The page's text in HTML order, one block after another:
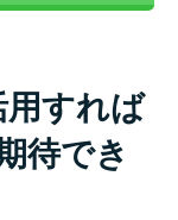
すれば
待でき